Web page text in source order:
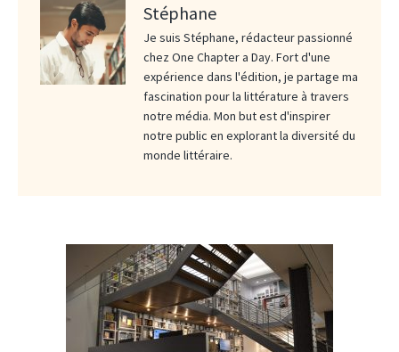
Stéphane
Je suis Stéphane, rédacteur passionné
chez One Chapter a Day. Fort d'une
expérience dans l'édition, je partage ma
fascination pour la littérature à travers
notre média. Mon but est d'inspirer
notre public en explorant la diversité du
monde littéraire.